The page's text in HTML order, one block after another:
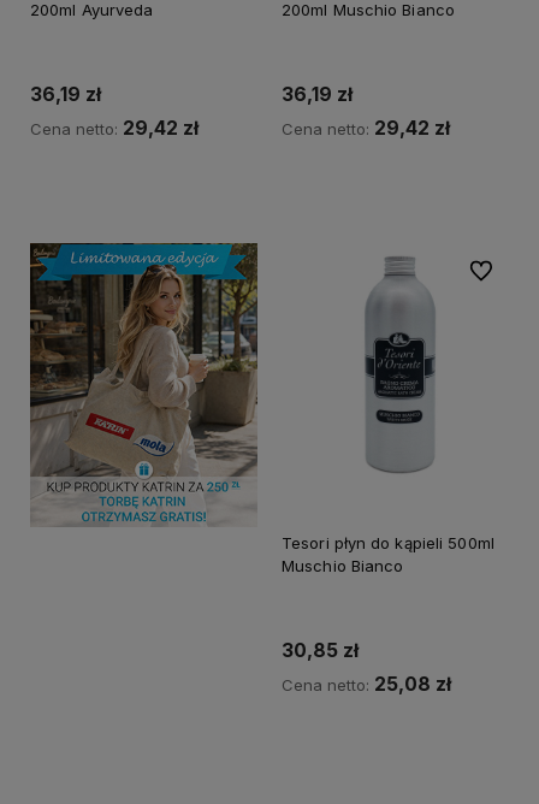
200ml Ayurveda
36,19 zł
Cena netto: 29,42 zł
200ml Muschio Bianco
36,19 zł
Cena netto: 29,42 zł
Tesori płyn do kąpieli 500ml
Muschio Bianco
30,85 zł
Cena netto: 25,08 zł
Do